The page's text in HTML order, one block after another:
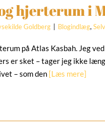
hjerterum i
Goldberg Blogindlæg,
på Atlas Kasbah. Jeg
er sket – tager jeg ikke
– som den [Læs mere]